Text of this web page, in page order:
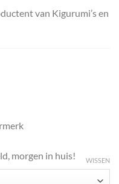
van Kigurumi’s en
morgen in huis! WISSEN